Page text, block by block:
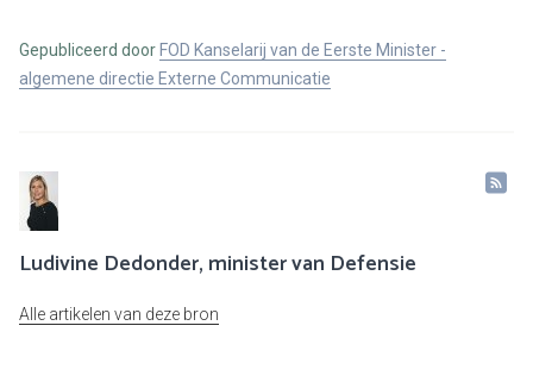
Gepubliceerd door FOD Kanselarij van de Eerste Minister -
algemene directie Externe Communicatie
Ludivine Dedonder, minister van Defensie
Alle artikelen van deze bron